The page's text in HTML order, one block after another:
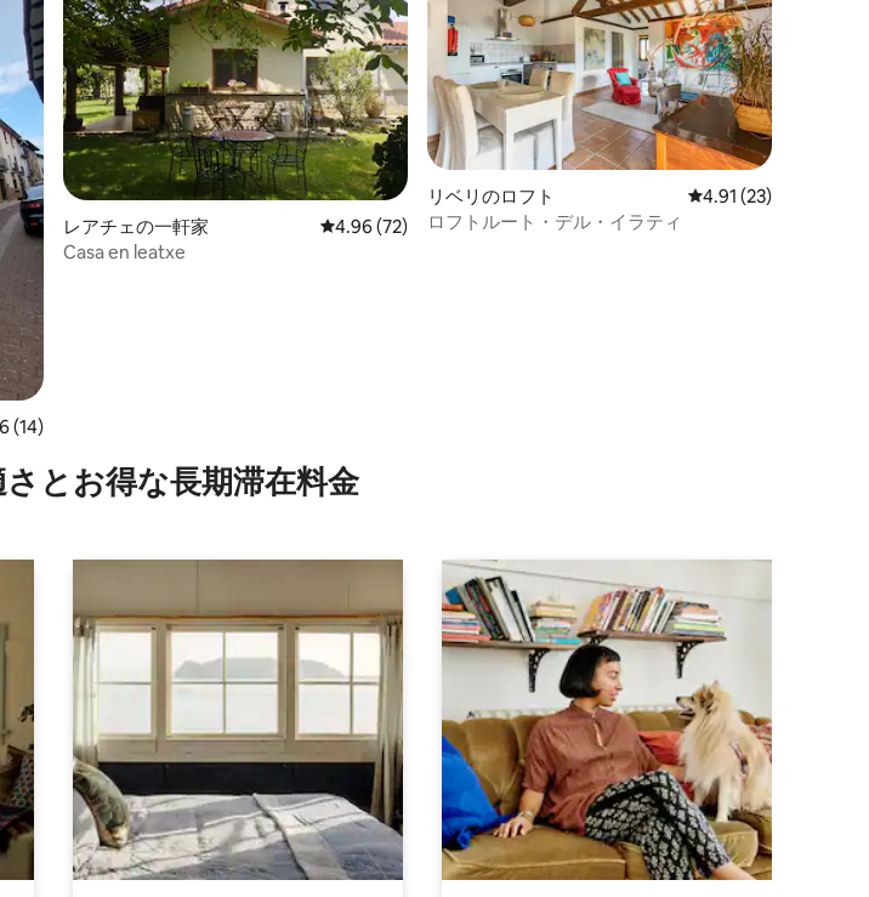
ー14件、5つ星中4.86つ星の平均評価
(14)
レアチェの一軒家 レビュー72件、5つ星中4.96つ星の平均評価
4.96 (72)
Casa en leatxe
リベリのロフト レビュー23件、5つ
4.91 (23)
ロフトルート・デル・イラティ
とお⁠得⁠な長⁠期⁠滞⁠在料⁠金